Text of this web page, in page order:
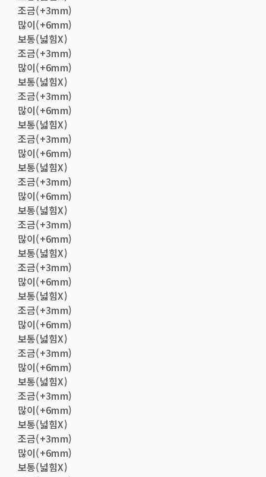
조금(+3mm)
많이(+6mm)
보통(넓힘X)
조금(+3mm)
많이(+6mm)
보통(넓힘X)
조금(+3mm)
많이(+6mm)
보통(넓힘X)
조금(+3mm)
많이(+6mm)
보통(넓힘X)
조금(+3mm)
많이(+6mm)
보통(넓힘X)
조금(+3mm)
많이(+6mm)
보통(넓힘X)
조금(+3mm)
많이(+6mm)
보통(넓힘X)
조금(+3mm)
많이(+6mm)
보통(넓힘X)
조금(+3mm)
많이(+6mm)
보통(넓힘X)
조금(+3mm)
많이(+6mm)
보통(넓힘X)
조금(+3mm)
많이(+6mm)
보통(넓힘X)